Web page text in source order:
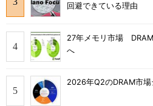
回避できている理由
27年メモリ市場
へ
2026年Q2のDRAM市